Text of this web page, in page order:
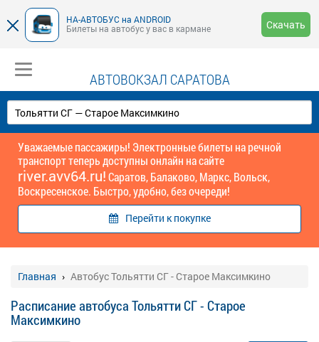
НА-АВТОБУС на ANDROID
Билеты на автобус у вас в кармане
Скачать
АВТОВОКЗАЛ САРАТОВА
Уважаемые пассажиры! Электронные билеты на речной
транспорт теперь доступны онлайн на сайте
river.avv64.ru!Саратов, Балаково, Маркс, Вольск,
Воскресенское. Быстро, удобно, без очереди!
Перейти к покупке
Главная Автобус Тольятти СГ - Старое Максимкино
Расписание автобуса Тольятти СГ - Старое
Максимкино